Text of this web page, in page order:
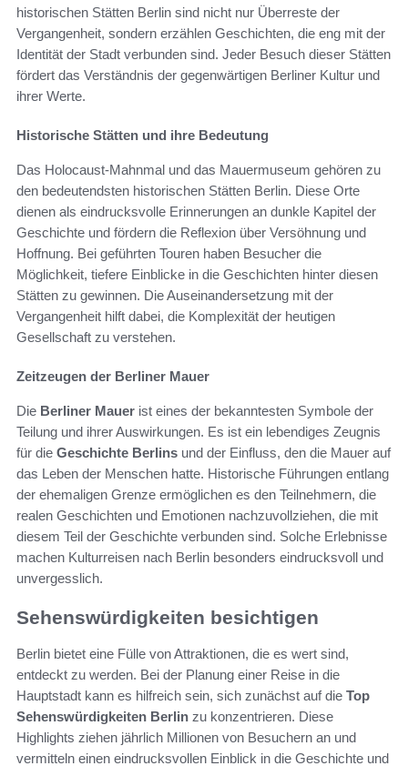
historischen Stätten Berlin sind nicht nur Überreste der
Vergangenheit, sondern erzählen Geschichten, die eng mit der
Identität der Stadt verbunden sind. Jeder Besuch dieser Stätten
fördert das Verständnis der gegenwärtigen Berliner Kultur und
ihrer Werte.
Historische Stätten und ihre Bedeutung
Das Holocaust-Mahnmal und das Mauermuseum gehören zu
den bedeutendsten historischen Stätten Berlin. Diese Orte
dienen als eindrucksvolle Erinnerungen an dunkle Kapitel der
Geschichte und fördern die Reflexion über Versöhnung und
Hoffnung. Bei geführten Touren haben Besucher die
Möglichkeit, tiefere Einblicke in die Geschichten hinter diesen
Stätten zu gewinnen. Die Auseinandersetzung mit der
Vergangenheit hilft dabei, die Komplexität der heutigen
Gesellschaft zu verstehen.
Zeitzeugen der Berliner Mauer
Die Berliner Mauer ist eines der bekanntesten Symbole der
Teilung und ihrer Auswirkungen. Es ist ein lebendiges Zeugnis
für die Geschichte Berlins und der Einfluss, den die Mauer auf
das Leben der Menschen hatte. Historische Führungen entlang
der ehemaligen Grenze ermöglichen es den Teilnehmern, die
realen Geschichten und Emotionen nachzuvollziehen, die mit
diesem Teil der Geschichte verbunden sind. Solche Erlebnisse
machen Kulturreisen nach Berlin besonders eindrucksvoll und
unvergesslich.
Sehenswürdigkeiten besichtigen
Berlin bietet eine Fülle von Attraktionen, die es wert sind,
entdeckt zu werden. Bei der Planung einer Reise in die
Hauptstadt kann es hilfreich sein, sich zunächst auf die Top
Sehenswürdigkeiten Berlin zu konzentrieren. Diese
Highlights ziehen jährlich Millionen von Besuchern an und
vermitteln einen eindrucksvollen Einblick in die Geschichte und